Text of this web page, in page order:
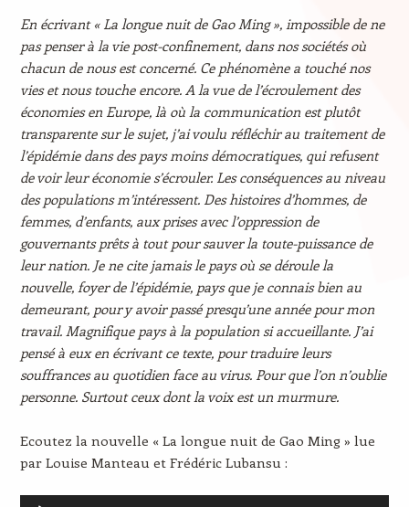
En écrivant « La longue nuit de Gao Ming », impossible de ne
pas penser à la vie post-confinement, dans nos sociétés où
chacun de nous est concerné. Ce phénomène a touché nos
vies et nous touche encore. A la vue de l’écroulement des
économies en Europe, là où la communication est plutôt
transparente sur le sujet, j’ai voulu réfléchir au traitement de
l’épidémie dans des pays moins démocratiques, qui refusent
de voir leur économie s’écrouler. Les conséquences au niveau
des populations m’intéressent. Des histoires d’hommes, de
femmes, d’enfants, aux prises avec l’oppression de
gouvernants prêts à tout pour sauver la toute-puissance de
leur nation. Je ne cite jamais le pays où se déroule la
nouvelle, foyer de l’épidémie, pays que je connais bien au
demeurant, pour y avoir passé presqu’une année pour mon
travail. Magnifique pays à la population si accueillante. J’ai
pensé à eux en écrivant ce texte, pour traduire leurs
souffrances au quotidien face au virus. Pour que l’on n’oublie
personne. Surtout ceux dont la voix est un murmure.
Ecoutez la nouvelle « La longue nuit de Gao Ming » lue
par Louise Manteau et Frédéric Lubansu :